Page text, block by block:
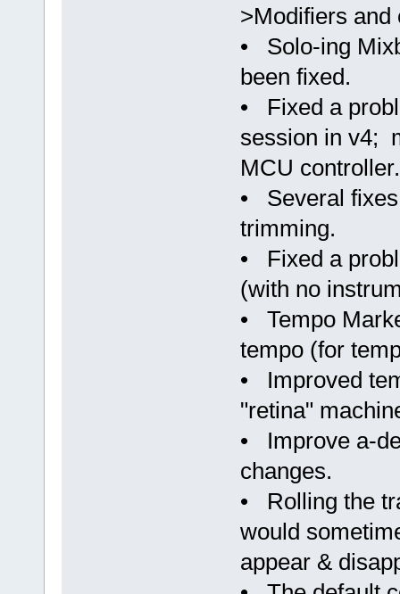
>Modifiers and
• Solo-ing
been fixed.
• Fixed a
session in v4;
MCU controller.
• Several fixes
trimming.
• Fixed a
(with no
• Tempo
tempo (for
• Improved
"retina"
• Improve a-
changes.
• Rolling the
would
appear &